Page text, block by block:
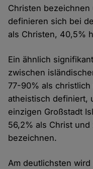
Christen bezeichnen
definieren sich bei
als Christen, 40,5%
Ein ähnlich
zwischen
77-90% als christlich
atheistisch definiert,
einzigen Großstadt
56,2% als Christ
bezeichnen.
Am deutlichsten